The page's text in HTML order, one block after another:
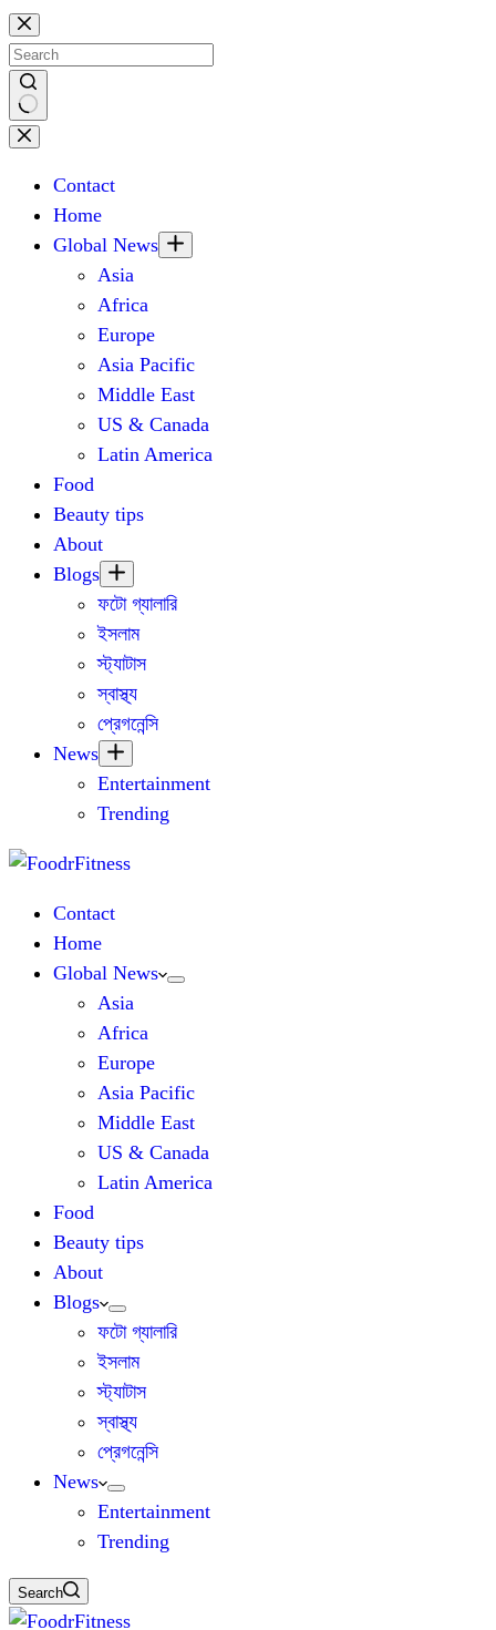
Skip
to
content
No
Contact
Home
Global News
Asia
Africa
Europe
Asia Pacific
Middle East
US & Canada
Latin America
Food
Beauty tips
About
Blogs
ফটো গ্যালারি
ইসলাম
স্ট্যাটাস
স্বাস্থ্য
প্রেগনেন্সি
News
Entertainment
Trending
Contact
Home
Global News
Asia
Africa
Europe
Asia Pacific
Middle East
US & Canada
Latin America
Food
Beauty tips
About
Blogs
ফটো গ্যালারি
ইসলাম
স্ট্যাটাস
স্বাস্থ্য
প্রেগনেন্সি
News
Entertainment
Trending
Search